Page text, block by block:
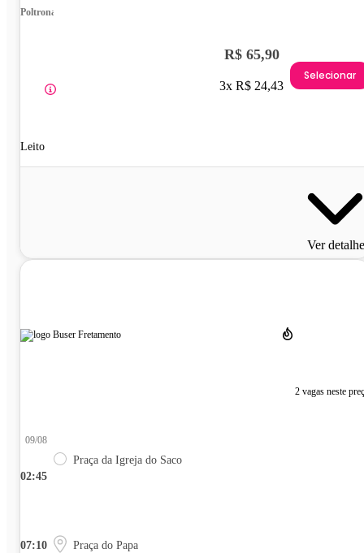
Poltrona
Leito
R$ 65,90
3x R$ 24,43
Selecionar
Ver
2 vagas neste
02:45
09/08
Praça da Igreja do Saco
07:10 Praça do Papa